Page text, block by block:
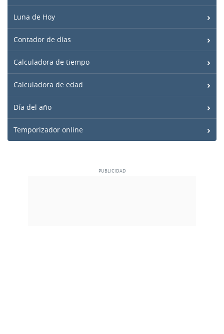
Luna de Hoy
Contador de días
Calculadora de tiempo
Calculadora de edad
Día del año
Temporizador online